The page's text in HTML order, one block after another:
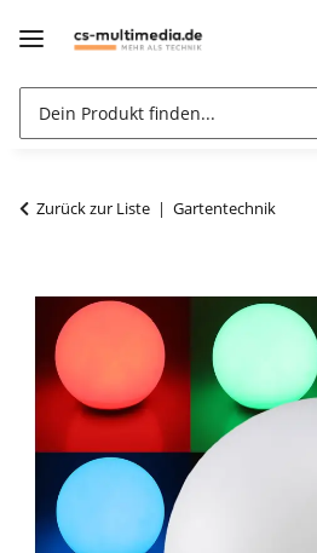
Zurück zur Liste Gartentechnik